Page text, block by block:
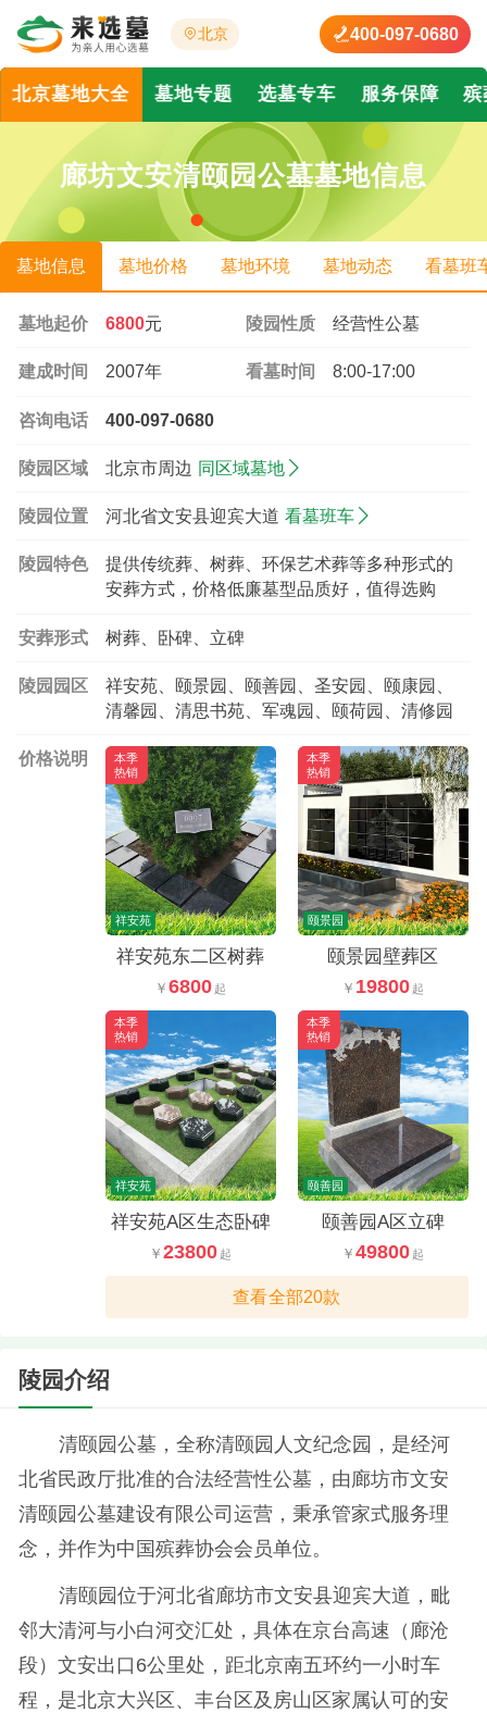
北京 400-097-0680
北京墓地大全 墓地专题 选墓专车 服务保障 殡
廊坊文安清颐园公墓墓地信息
墓地信息 墓地价格 墓地环境 墓地动态 看墓班
墓地起价 6800元 陵园性质 经营性公墓
建成时间 2007年 看墓时间 8:00-17:00
咨询电话 400-097-0680
陵园区域 北京市周边 同区域墓地
陵园位置 河北省文安县迎宾大道 看墓班车
陵园特色
提供传统葬、树葬、环保艺术葬等多种形式的
安葬方式，价格低廉墓型品质好，值得选购
安葬形式 树葬、卧碑、立碑
陵园园区
祥安苑、颐景园、颐善园、圣安园、颐康园、
清馨园、清思书苑、军魂园、颐荷园、清修园
价格说明
本季
热销
祥安苑
祥安苑东二区树葬
6800
本季
热销
颐景园
颐景园壁葬区
19800
本季
热销
祥安苑
祥安苑A区生态卧碑
23800
本季
热销
颐善园
颐善园A区立碑
49800
查看全部20款
陵园介绍
清颐园公墓，全称清颐园人文纪念园，是经河
北省民政厅批准的合法经营性公墓，由廊坊市文安
清颐园公墓建设有限公司运营，秉承管家式服务理
念，并作为中国殡葬协会会员单位。
清颐园位于河北省廊坊市文安县迎宾大道，毗
邻大清河与小白河交汇处，具体在京台高速（廊沧
段）文安出口6公里处，距北京南五环约一小时车
程，是北京大兴区、丰台区及房山区家属认可的安